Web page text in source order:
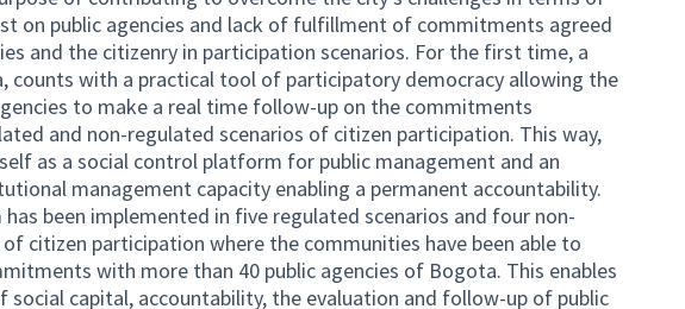
on public agencies and lack of fulfillment of commitments agreed
and the citizenry in participation scenarios. For the first time, a
counts with a practical tool of participatory democracy allowing the
to make a real time follow-up on the commitments
and non-regulated scenarios of citizen participation. This way,
as a social control platform for public management and an
management capacity enabling a permanent accountability.
been implemented in five regulated scenarios and four non-
citizen participation where the communities have been able to
with more than 40 public agencies of Bogota. This enables
social capital, accountability, the evaluation and follow-up of public